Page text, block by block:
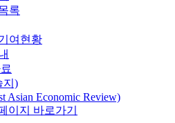
록
여현황
지)
Asian Economic Review)
이지 바로가기